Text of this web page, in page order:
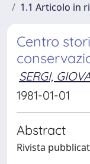
1.1 Articolo in
Centro
SERGI,
1981-01-01
Abstract
Rivista